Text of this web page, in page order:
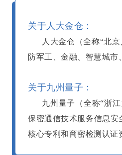
关于人大金仓：
人大金仓（全称“北京
防军工、金融、智慧城
关于九州量子：
九州量子（全称“浙
保密通信技术服务信息
核心专利和商密检测认证